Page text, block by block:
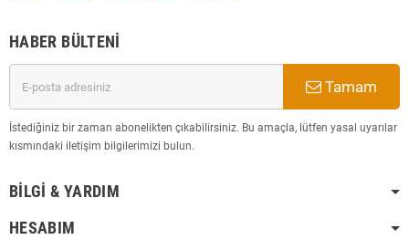
HABER BÜLTENI
Tamam
İstediğiniz bir zaman abonelikten çıkabilirsiniz. Bu amaçla, lütfen yasal uyarılar
kısmındaki iletişim bilgilerimizi bulun.
BILGI & YARDIM
HESABIM